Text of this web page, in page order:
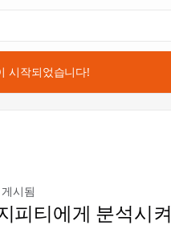
시작되었습니다!
시됨
피티에게 분석시